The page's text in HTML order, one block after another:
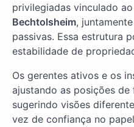
privilegiadas vinculado
Bechtolsheim,
passivas. Essa estrutura
estabilidade de
Os gerentes ativos e os
ajustando as posições de
sugerindo visões
vez de confiança no